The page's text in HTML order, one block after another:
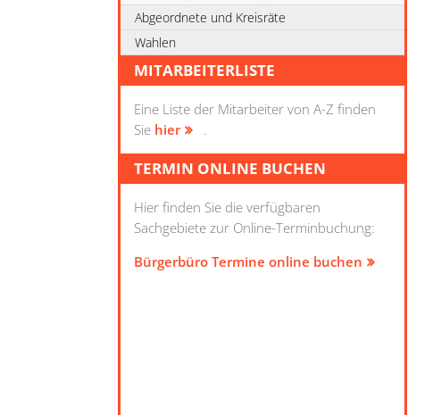
Abgeordnete und Kreisräte
Wahlen
MITARBEITERLISTE
Eine Liste der Mitarbeiter von A-Z finden
Sie hier .
TERMIN ONLINE BUCHEN
Hier finden Sie die verfügbaren
Sachgebiete zur Online-Terminbuchung:
Bürgerbüro Termine online buchen